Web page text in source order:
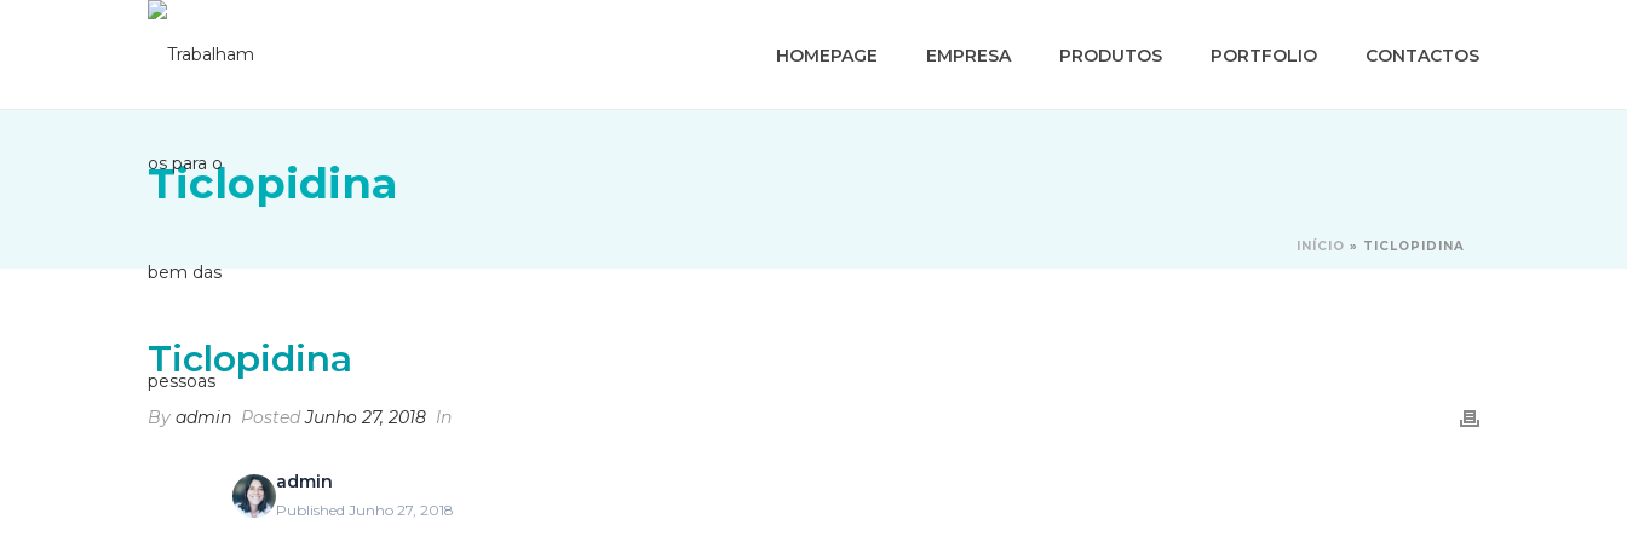
HOMEPAGE EMPRESA PRODUTOS PORTFOLIO CONTACTOS
Ticlopidina
INÍCIO » TICLOPIDINA
Ticlopidina
By admin PostedJunho 27, 2018 In
admin
Published Junho 27, 2018